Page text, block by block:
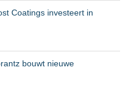
Coatings investeert in
bouwt nieuwe